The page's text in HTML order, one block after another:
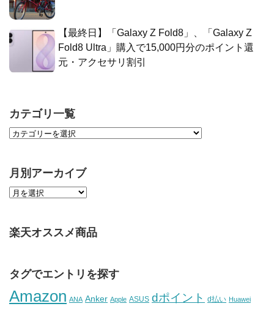
【最終日】「Galaxy Z Fold8」、「Galaxy Z
Fold8 Ultra」購入で15,000円分のポイント還
元・アクセサリ割引
カテゴリ一覧
月別アーカイブ
楽天オススメ商品
タグでエントリを探す
Amazon ANA Anker Apple ASUS dポイント d払い Huawei